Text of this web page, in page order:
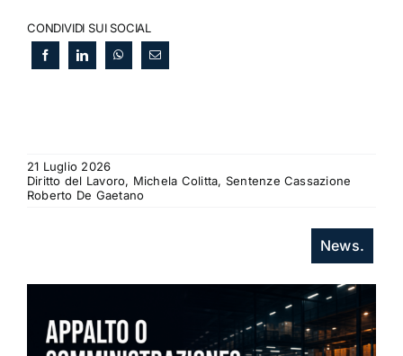
CONDIVIDI SUI SOCIAL
21 Luglio 2026
Diritto del Lavoro, Michela Colitta, Sentenze Cassazione
Roberto De Gaetano
News.